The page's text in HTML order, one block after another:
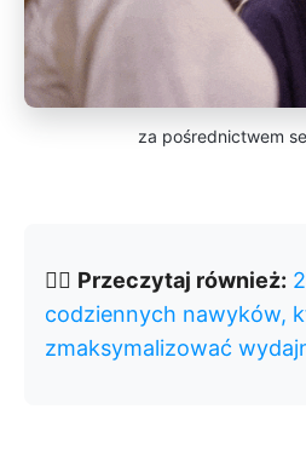
za pośrednictwem
👉🏽 Przeczytaj również:
codziennych nawyków,
zmaksymalizować